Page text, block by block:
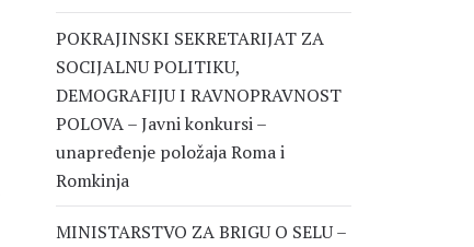
POKRAJINSKI SEKRETARIJAT ZA
SOCIJALNU POLITIKU,
DEMOGRAFIJU I RAVNOPRAVNOST
POLOVA – Javni konkursi –
unapređenje položaja Roma i
Romkinja
MINISTARSTVO ZA BRIGU O SELU –